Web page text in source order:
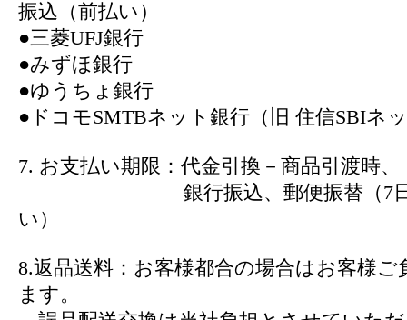
振込（前払い）
●三菱UFJ銀行
●みずほ銀行
●ゆうちょ銀行
●ドコモSMTBネット銀行（旧 住信SBIネ
7. お支払い期限：代金引換－商品引渡時、
銀行振込、郵便振替（7日
い）
8.返品送料：お客様都合の場合はお客様ご
ます。